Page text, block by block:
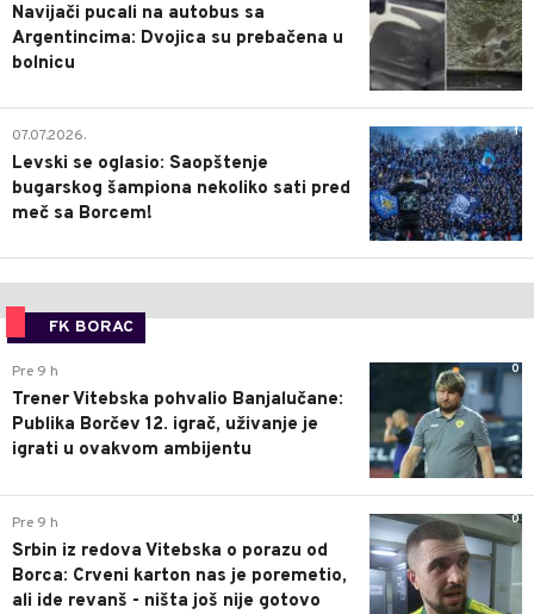
Navijači pucali na autobus sa
Argentincima: Dvojica su prebačena u
bolnicu
1
07.07.2026.
Levski se oglasio: Saopštenje
bugarskog šampiona nekoliko sati pred
meč sa Borcem!
FK BORAC
0
Pre 9 h
Trener Vitebska pohvalio Banjalučane:
Publika Borčev 12. igrač, uživanje je
igrati u ovakvom ambijentu
0
Pre 9 h
Srbin iz redova Vitebska o porazu od
Borca: Crveni karton nas je poremetio,
ali ide revanš - ništa još nije gotovo